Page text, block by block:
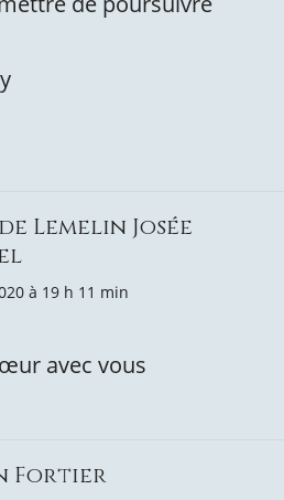
Lemelin Josée
à 19 h 11 min
avec vous
Fortier